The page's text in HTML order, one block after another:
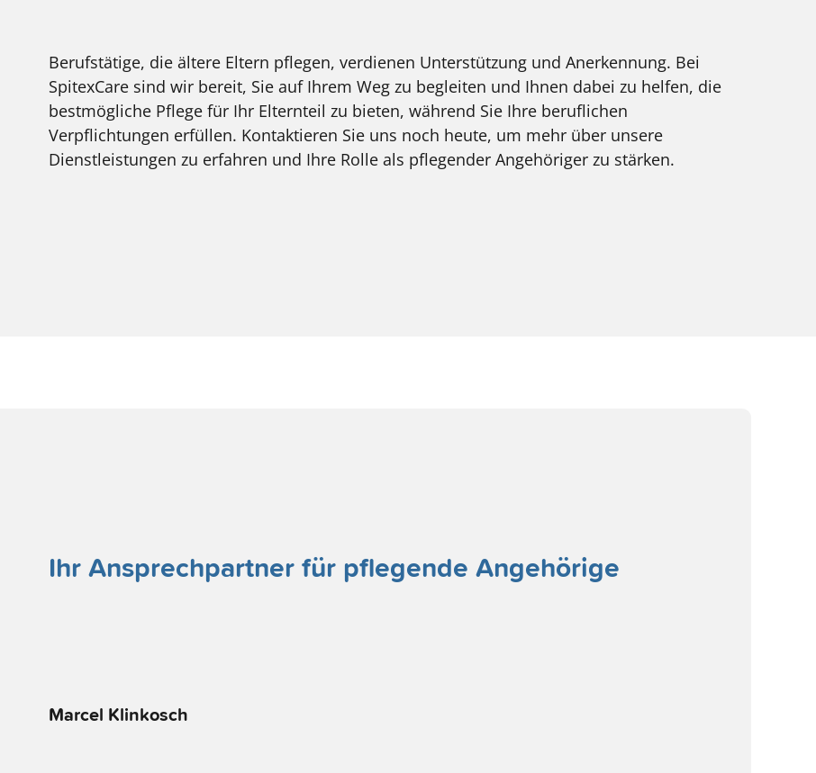
Berufstätige, die ältere Eltern pflegen, verdienen Unterstützung und Anerkennung. Bei
SpitexCare sind wir bereit, Sie auf Ihrem Weg zu begleiten und Ihnen dabei zu helfen, die
bestmögliche Pflege für Ihr Elternteil zu bieten, während Sie Ihre beruflichen
Verpflichtungen erfüllen. Kontaktieren Sie uns noch heute, um mehr über unsere
Dienstleistungen zu erfahren und Ihre Rolle als pflegender Angehöriger zu stärken.
Ihr Ansprechpartner für pflegende Angehörige
Marcel Klinkosch